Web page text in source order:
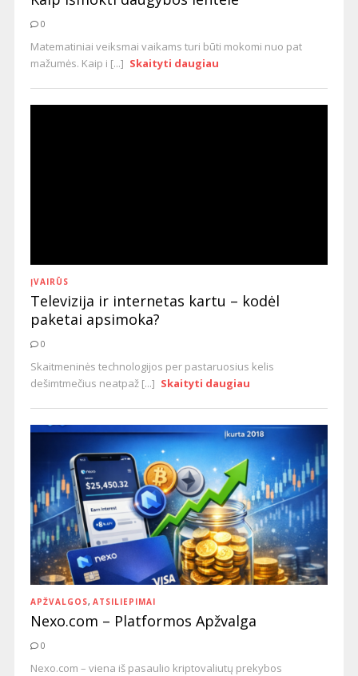
0
Matematiniai veiksmai vaikams turi būti mokomi nuo pat
mažumės. Kaip i [...] Skaityti daugiau
ĮVAIRŪS
Televizija ir internetas kartu – kodėl
paketai apsimoka?
0
Skaitmeninės technologijos per pastaruosius kelis
dešimtmečius neatpaž [...] Skaityti daugiau
APŽVALGOS, ATSILIEPIMAI
Nexo.com – Platformos Apžvalga
0
Nexo.com – viena iš pasaulio kriptovaliutų prekybos